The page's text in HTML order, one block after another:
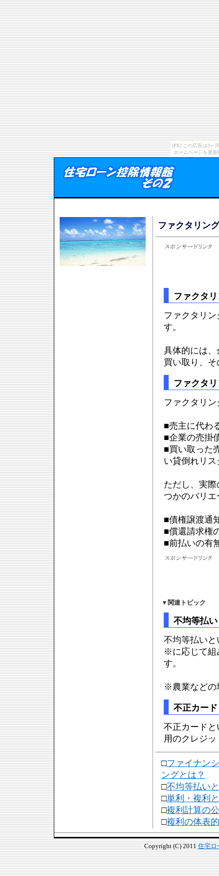
[PR] この広告は3ヶ
ホームページを更
ファクタリング
ファクタ
ファクタリ
す。
具体的には
買い取り、
ファクタ
ファクタリ
■売主に代わ
■企業の売掛
■買い取った
い貸倒れリ
ただし、実
つかのバリ
■債権譲渡通
■償還請求権
■前払いの有
▼ 関連トピック
不均等払
不均等払い
※に応じて組
す。
※農業などの
不正カー
不正カード
用のクレジ
□ファイナン
ングとは？
□不均等払い
□単利・複利
□複利計算の
□複利の体表
Copyright (C) 2011 住宅ロ